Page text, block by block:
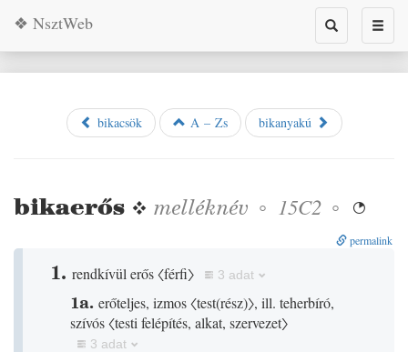
Toggle
search
❖ NsztWeb
bikacsök A – Zs bikanyakú
bikaerős ❖ melléknév ◦ 15C2 ◦ 
permalink
1. rendkívül erős〈férfi〉 3 adat
1a. erőteljes, izmos〈test(rész)〉, ill. teherbíró,
szívós〈testi felépítés, alkat, szervezet〉
3 adat